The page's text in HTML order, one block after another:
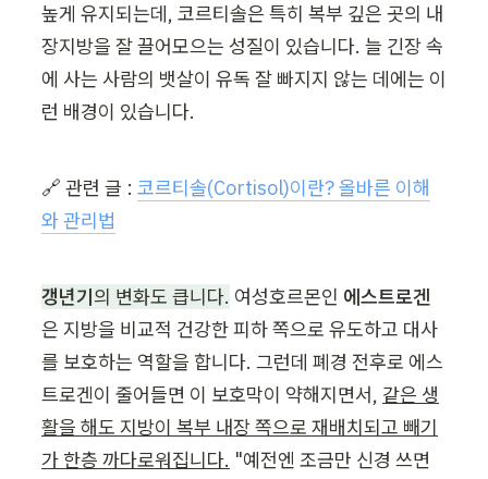
높게 유지되는데, 코르티솔은 특히 복부 깊은 곳의 내
장지방을 잘 끌어모으는 성질이 있습니다. 늘 긴장 속
에 사는 사람의 뱃살이 유독 잘 빠지지 않는 데에는 이
런 배경이 있습니다.
🔗 관련 글 : 코르티솔(Cortisol)이란? 올바른 이해
와 관리법
갱년기의 변화도 큽니다. 여성호르몬인 에스트로겐
은 지방을 비교적 건강한 피하 쪽으로 유도하고 대사
를 보호하는 역할을 합니다. 그런데 폐경 전후로 에스
트로겐이 줄어들면 이 보호막이 약해지면서, 같은 생
활을 해도 지방이 복부 내장 쪽으로 재배치되고 빼기
가 한층 까다로워집니다. "예전엔 조금만 신경 쓰면